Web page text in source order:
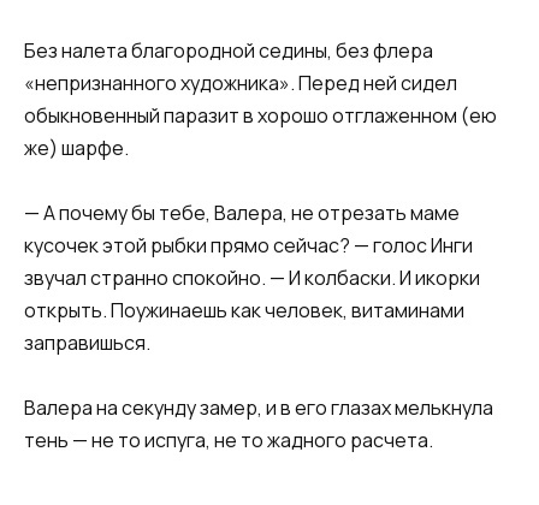
Без налета благородной седины, без флера
«непризнанного художника». Перед ней сидел
обыкновенный паразит в хорошо отглаженном (ею
же) шарфе.
— А почему бы тебе, Валера, не отрезать маме
кусочек этой рыбки прямо сейчас? — голос Инги
звучал странно спокойно. — И колбаски. И икорки
открыть. Поужинаешь как человек, витаминами
заправишься.
Валера на секунду замер, и в его глазах мелькнула
тень — не то испуга, не то жадного расчета.